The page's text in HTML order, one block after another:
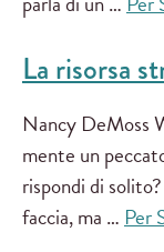
La risorsa
Nancy DeMoss
mente un
rispondi di
faccia, ma …Per